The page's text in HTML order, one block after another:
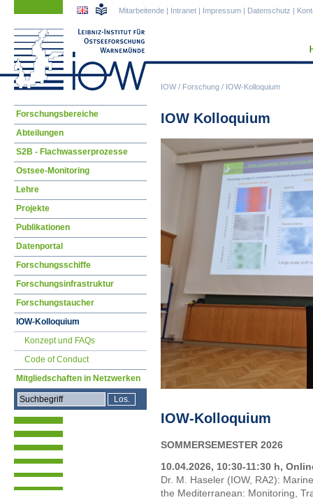
IOW/ Forschung / IOW-Kolloquium
Mitarbeitende | Intranet | Impressum | Datenschutz |
IOW Kolloquium
IOW-Kolloquium
SOMMERSEMESTER 2026
10.04.2026, 10:30-11:30 h,
Dr. M. Haseler (IOW, RA2):
the Mediterranean: Monitoring,
Navigation
überspringen
Forschungsbereiche
Abteilungen
S2B - Flachwasserprozesse
Ostsee-Monitoring
Lehre
Projekte
Publikationen
Datenportal
Forschungsschiffe
Forschungsinfrastruktur
Forschungstaucher
IOW-Kolloquium
Konzept und FAQs
Code of Conduct
Mitgliedschaften in Netzwerken